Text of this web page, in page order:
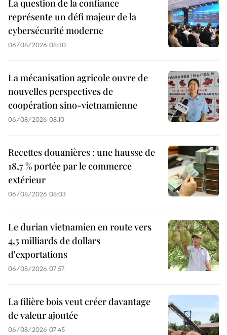
La question de la confiance
représente un défi majeur de la
cybersécurité moderne
06/08/2026 08:30
La mécanisation agricole ouvre de
nouvelles perspectives de
coopération sino-vietnamienne
06/08/2026 08:10
Recettes douanières : une hausse de
18,7 % portée par le commerce
extérieur
06/08/2026 08:03
Le durian vietnamien en route vers
4,5 milliards de dollars
d'exportations
06/08/2026 07:57
La filière bois veut créer davantage
de valeur ajoutée
06/08/2026 07:45